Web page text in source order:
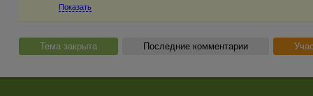
Показать
Тема закрыта Последние комментарии